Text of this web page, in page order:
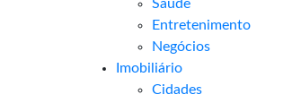
Saúde
Entretenimento
Negócios
Imobiliário
Cidades